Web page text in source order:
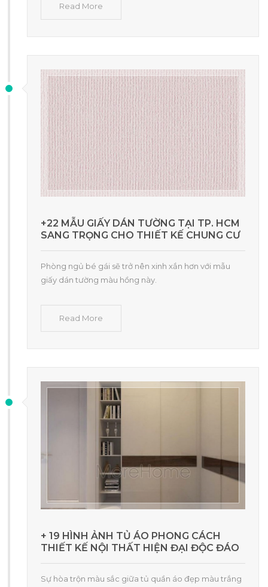
Read More
+22 MẪU GIẤY DÁN TƯỜNG TẠI TP. HCM
SANG TRỌNG CHO THIẾT KẾ CHUNG CƯ
Phòng ngủ bé gái sẽ trở nên xinh xắn hơn với mẫu
giấy dán tường màu hồng này.
Read More
+ 19 HÌNH ẢNH TỦ ÁO PHONG CÁCH
THIẾT KẾ NỘI THẤT HIỆN ĐẠI ĐỘC ĐÁO
Sự hòa trộn màu sắc giữa tủ quần áo đẹp màu trắng